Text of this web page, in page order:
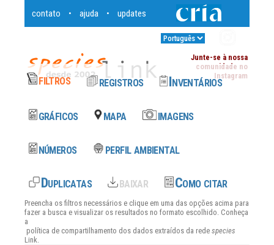
contato • ajuda • updates
Junte-se à nossa
comunidade no
Instagram
Preencha os filtros necessários e clique em uma das opções acima para
fazer a busca e visualizar os resultados no formato escolhido. Conheça
a
política de compartilhamento dos dados extraídos da rede species
Link.